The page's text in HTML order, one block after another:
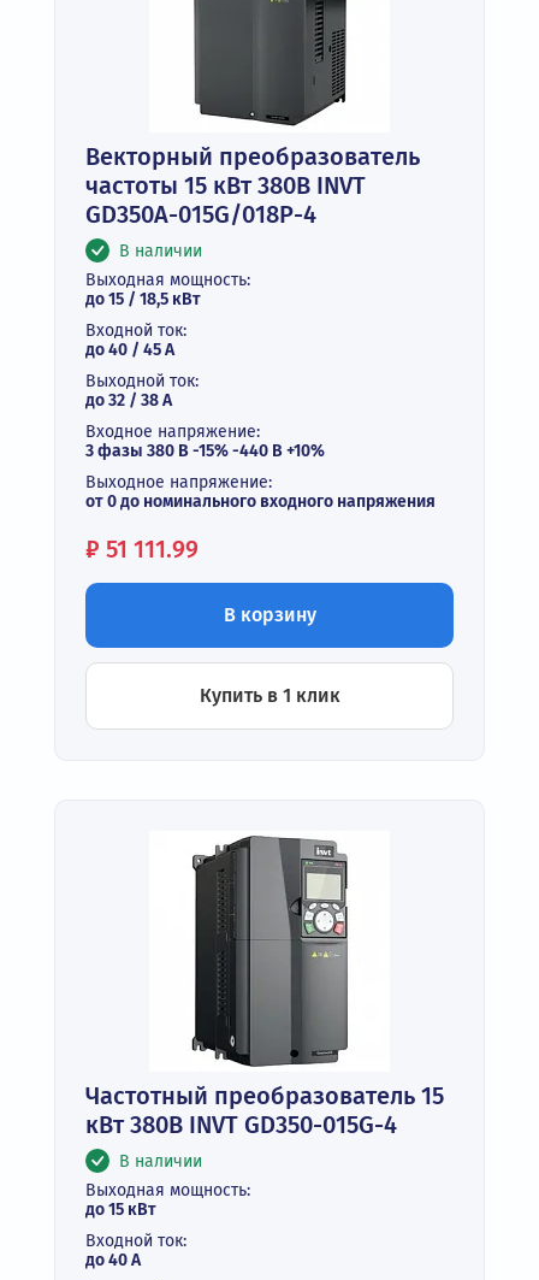
Векторный преобразователь
частоты 15 кВт 380В INVT
GD350A-015G/018P-4
В наличии
Выходная мощность:
до 15 / 18,5 кВт
Входной ток:
до 40 / 45 А
Выходной ток:
до 32 / 38 A
Входное напряжение:
3 фазы 380 В -15% -440 В +10%
Выходное напряжение:
от 0 до номинального входного напряжения
Цена:
₽ 51 111.99
В корзину
Купить в 1 клик
Частотный преобразователь 15
кВт 380В INVT GD350-015G-4
В наличии
Выходная мощность:
до 15 кВт
Входной ток:
до 40 А